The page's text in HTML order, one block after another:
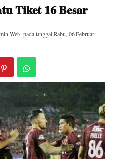
Tiket 16 Besar
Web pada tanggalRabu, 06 Februari